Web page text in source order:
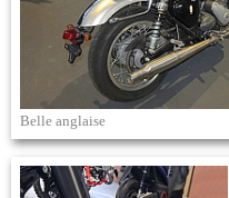
Belle anglaise